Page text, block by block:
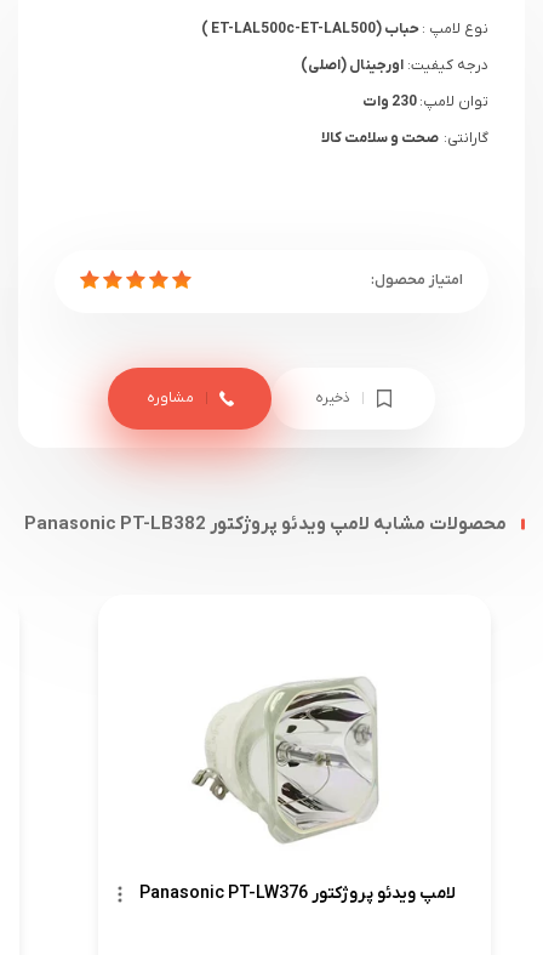
نوع لامپ :حباب (ET-LAL500c-ET-LAL500 )
درجه کیفیت: اورجینال (اصلی)
توان لامپ:
گارانتی: صحت و سلامت کالا
ذخیره مشاوره
محصولات مشابه لامپ ویدئو پروژکتور Panasonic PT-LB382
لامپ ویدئو پروژکتور Panasonic PT-LW376